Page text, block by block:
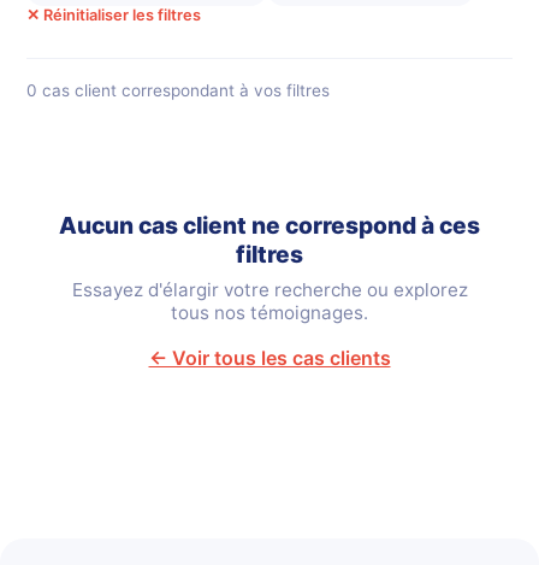
✕ Réinitialiser les filtres
0 cas client correspondant à vos filtres
Aucun cas client ne correspond à ces
filtres
Essayez d'élargir votre recherche ou explorez
tous nos témoignages.
← Voir tous les cas clients